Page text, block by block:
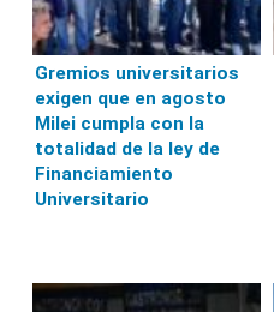
Gremios universitarios
exigen que en agosto
Milei cumpla con la
totalidad de la ley de
Financiamiento
Universitario